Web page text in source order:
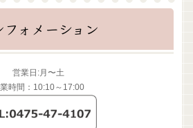
フォメーション
営業日:月〜土
時間：10:10～17:00